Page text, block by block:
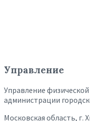
Управление
Управление
администрации
Московская область, г.